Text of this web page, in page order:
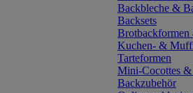
Backbleche &
Backsets
Brotbackformen
Kuchen- &
Tarteformen
Mini-Cocottes &
Backzubehör